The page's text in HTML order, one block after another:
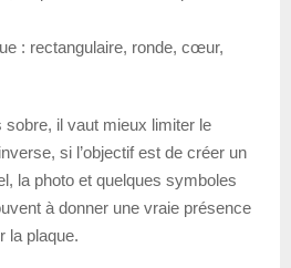
: rectangulaire, ronde, cœur,
sobre, il vaut mieux limiter le
si l’objectif est de créer un
la photo et quelques symboles
à donner une vraie présence
la plaque.